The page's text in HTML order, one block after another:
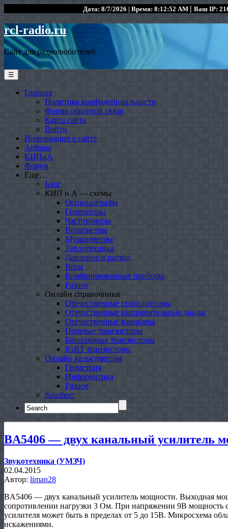
Дата: 8/7/2026 | Время: 8:12:52 AM | Ваш IP:
rcl-radio.ru
Сайт для радиолюбителей
☰
Главная
Политика конфиденциальности
Форма обратной связи
Карта сайта
Войти
Информация о сайте
Arduino
КИПиА
Форум
Ещё…
Блог
КИП и А — схемы
Осциллографы
Генераторы
Частотомеры
Вольтметры
Мультиметры
Теплотехника
Давление и расход
Весы
Комбинированные приборы
Разное
Онлайн справочники
Отечественные стабилитроны
Отечественные выпрямительные диоды
Отечественные варикапы
Полевые транзисторы
Биполярные транзисторы
IGBT транзисторы
Онлайн калькуляторы
Геометрия
Информатика
Разное
datasheet
Search
for:
BA5406 — двух канальный усилитель
Звукотехника (УМЗЧ)
02.04.2015
Автор: liman28
BA5406 — двух канальный усилитель мощности. Выходная
сопротивлении нагрузки 3 Ом. При напряжении 9В мощность
усилителя может быть в пределах от 5 до 15В. Микросхема
искажениями.